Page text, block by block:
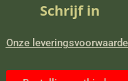
Schrijf in
Onze